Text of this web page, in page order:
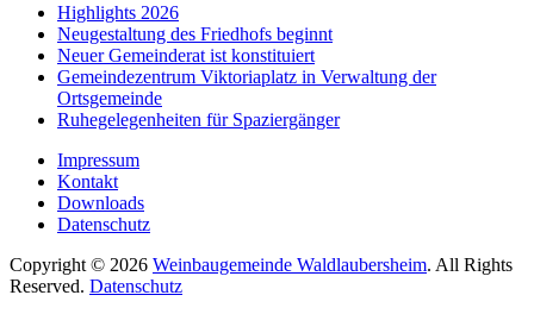
Highlights 2026
Neugestaltung des Friedhofs beginnt
Neuer Gemeinderat ist konstituiert
Gemeindezentrum Viktoriaplatz in Verwaltung der
Ortsgemeinde
Ruhegelegenheiten für Spaziergänger
Impressum
Kontakt
Downloads
Datenschutz
Copyright © 2026 Weinbaugemeinde Waldlaubersheim. All Rights
Reserved. Datenschutz